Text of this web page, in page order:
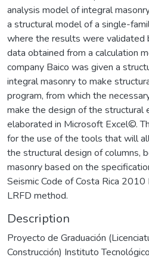
analysis model of integral
a structural model of a single-
where the results were validated
data obtained from a calculation
company Baico was given a
integral masonry to make
program, from which the
make the design of the
elaborated in Microsoft Excel©.
for the use of the tools that will
the structural design of columns,
masonry based on the
Seismic Code of Costa Rica
LRFD method.
Description
Proyecto de Graduación
Construcción) Instituto